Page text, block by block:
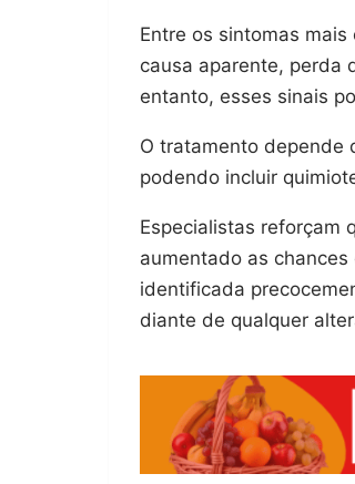
Entre os sintomas
causa aparente, perda
entanto, esses sinais
O tratamento depende
podendo incluir
Especialistas reforçam
aumentado as
identificada
diante de qualquer